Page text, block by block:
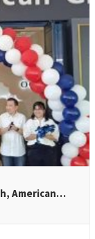
American…